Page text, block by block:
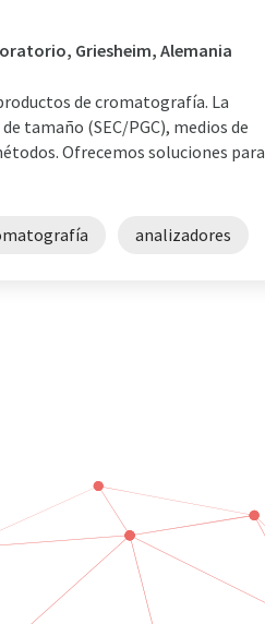
Griesheim, Alemania
de cromatografía. La
tamaño (SEC/PGC), medios de
Ofrecemos soluciones para
analizadores